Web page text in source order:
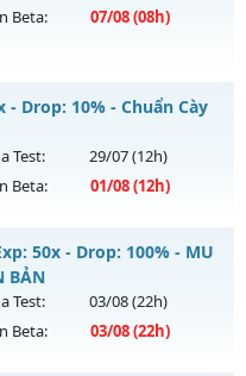
Beta: 07/08(08h)
cực đã
chủ
⚡️
- Drop: 10% - Chuẩn Cày
Test: 29/07(12h)
Beta: 01/08(12h)
Làm Tự Ăn
chủ
50x - Drop: 100% - MU
BẢN
Test: 03/08(22h)
Beta: 03/08(22h)